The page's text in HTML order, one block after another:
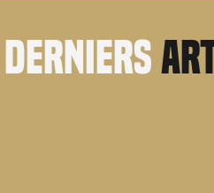
derniers